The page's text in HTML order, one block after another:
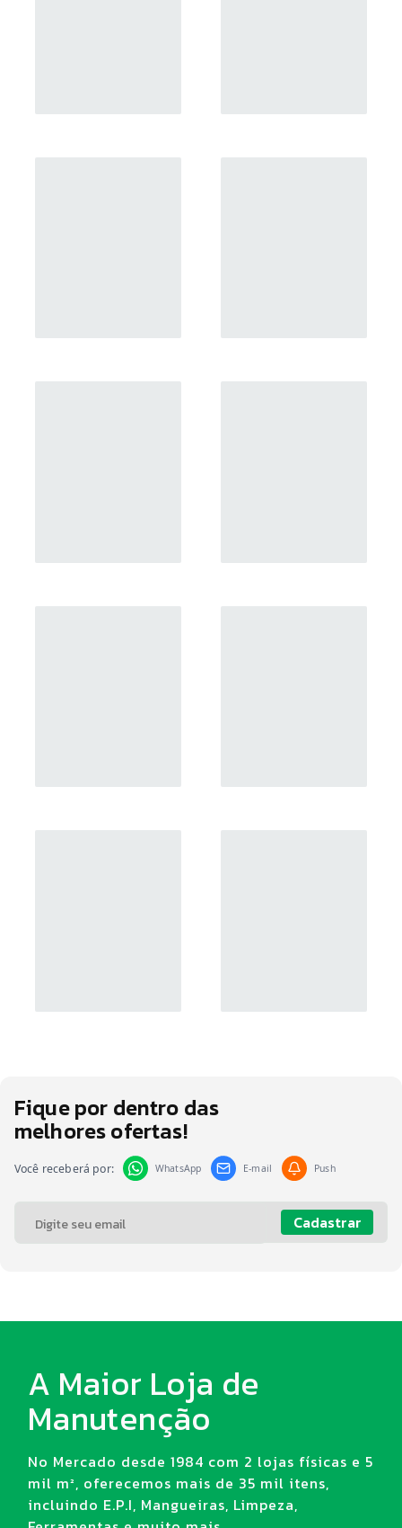
Fique por dentro das
melhores ofertas!
Você receberá por: WhatsApp E-mail Push
Cadastrar
A Maior Loja de
Manutenção
No Mercado desde 1984 com 2 lojas físicas e 5
mil m², oferecemos mais de 35 mil itens,
incluindo E.P.I, Mangueiras, Limpeza,